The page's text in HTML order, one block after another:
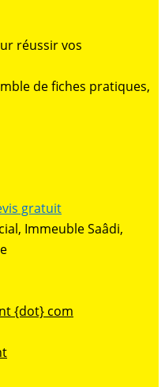
réussir vos
de fiches pratiques,
Immeuble Saâdi,
{dot} com